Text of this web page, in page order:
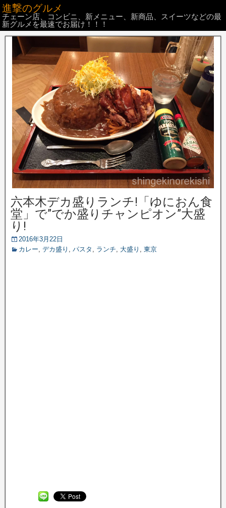
進撃のグルメ
チェーン店、コンビニ、新メニュー、新商品、スイーツなどの最
新グルメを最速でお届け！！！
六本木デカ盛りランチ!「ゆにおん食
堂」で”でか盛りチャンピオン”大盛
り!
2016年3月22日
カレー, デカ盛り , パスタ , ランチ, 大盛り , 東京